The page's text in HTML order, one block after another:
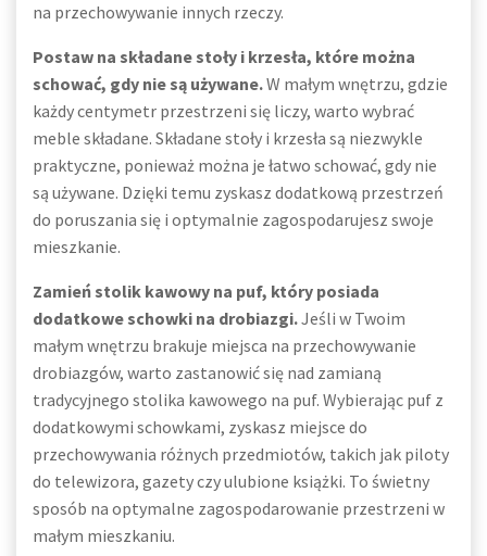
na przechowywanie innych rzeczy.
Postaw na składane stoły i krzesła, które można
schować, gdy nie są używane.W małym wnętrzu, gdzie
każdy centymetr przestrzeni się liczy, warto wybrać
meble składane. Składane stoły i krzesła są niezwykle
praktyczne, ponieważ można je łatwo schować, gdy nie
są używane. Dzięki temu zyskasz dodatkową przestrzeń
do poruszania się i optymalnie zagospodarujesz swoje
mieszkanie.
Zamień stolik kawowy na puf, który posiada
dodatkowe schowki na drobiazgi.Jeśli w Twoim
małym wnętrzu brakuje miejsca na przechowywanie
drobiazgów, warto zastanowić się nad zamianą
tradycyjnego stolika kawowego na puf. Wybierając puf z
dodatkowymi schowkami, zyskasz miejsce do
przechowywania różnych przedmiotów, takich jak piloty
do telewizora, gazety czy ulubione książki. To świetny
sposób na optymalne zagospodarowanie przestrzeni w
małym mieszkaniu.